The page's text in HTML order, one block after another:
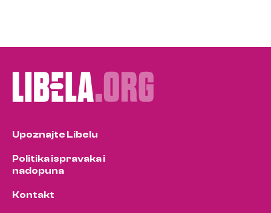
Upoznajte Libelu
Politika ispravaka i
nadopuna
Kontakt